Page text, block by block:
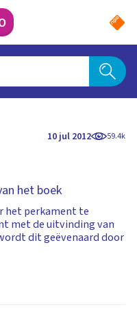
10 jul 2012 59.4k
het boek
het perkament te
met de uitvinding van
dit geëvenaard door